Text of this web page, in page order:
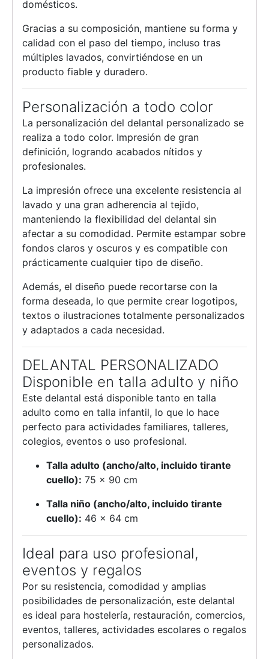
domésticos.
Gracias a su composición, mantiene su forma y
calidad con el paso del tiempo, incluso tras
múltiples lavados, convirtiéndose en un
producto fiable y duradero.
Personalización a todo color
La personalización del delantal personalizado se
realiza a todo color. Impresión de gran
definición, logrando acabados nítidos y
profesionales.
La impresión ofrece una excelente resistencia al
lavado y una gran adherencia al tejido,
manteniendo la flexibilidad del delantal sin
afectar a su comodidad. Permite estampar sobre
fondos claros y oscuros y es compatible con
prácticamente cualquier tipo de diseño.
Además, el diseño puede recortarse con la
forma deseada, lo que permite crear logotipos,
textos o ilustraciones totalmente personalizados
y adaptados a cada necesidad.
DELANTAL PERSONALIZADO
Disponible en talla adulto y niño
Este delantal está disponible tanto en talla
adulto como en talla infantil, lo que lo hace
perfecto para actividades familiares, talleres,
colegios, eventos o uso profesional.
Talla adulto (ancho/alto, incluido tirante
cuello): 75 × 90 cm
Talla niño (ancho/alto, incluido tirante
cuello): 46 × 64 cm
Ideal para uso profesional,
eventos y regalos
Por su resistencia, comodidad y amplias
posibilidades de personalización, este delantal
es ideal para hostelería, restauración, comercios,
eventos, talleres, actividades escolares o regalos
personalizados.